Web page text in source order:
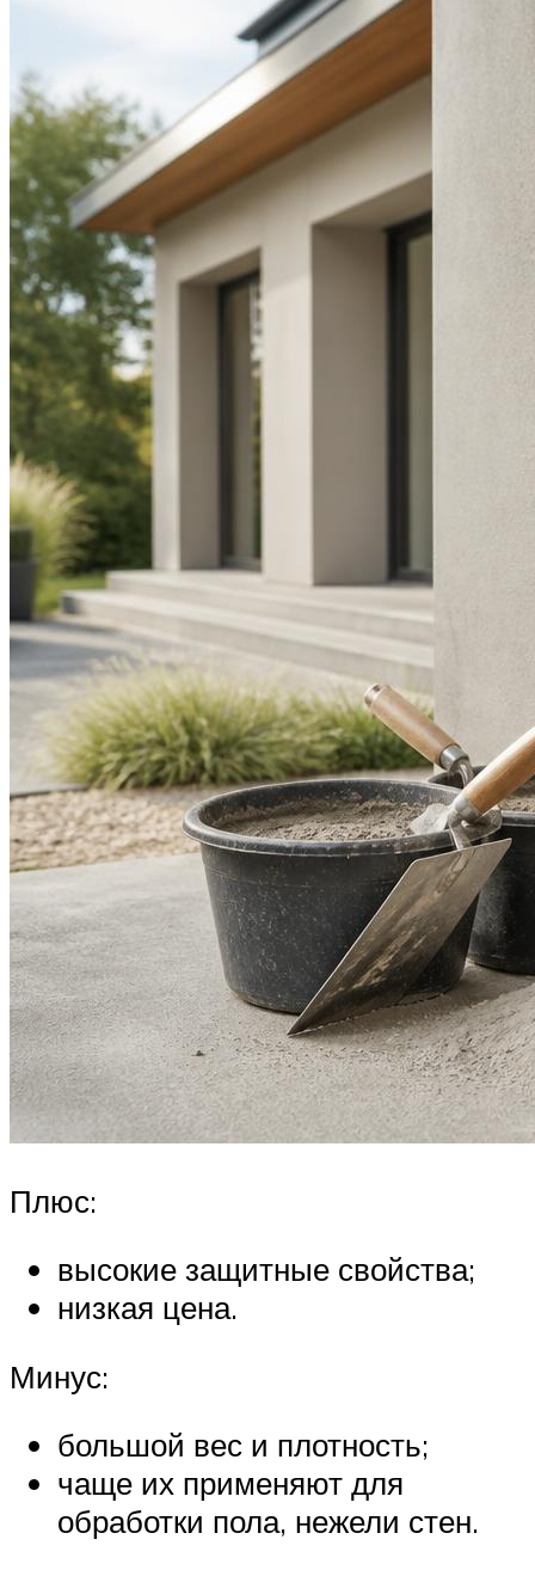
Плюс:
высокие защитные свойства;
низкая цена.
Минус:
большой вес и плотность;
чаще их применяют для
обработки пола, нежели стен.